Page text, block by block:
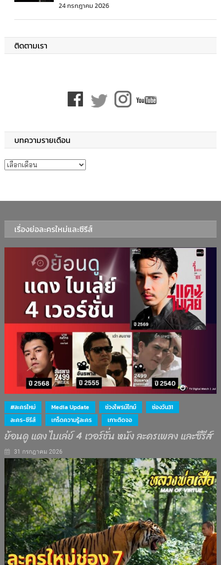
24 กรกฎาคม 2026
ติดตามเรา
บทความรายเดือน
บทความรายเดือน
เรื่องย่อละครใหม่และซีรีส์
#ละครใหม่ Media Update ช่วงไพรม์ไทม์
ช่องวัน31
ละคร-ซีรีส์
เกร็ดความรู้ละคร เกาะติดจอ
ย้อนดู แดง ไบเล่ย์ 4 เวอร์ชั่น หนัง ละครเพลง และซีรีส์
31 กรกฎาคม 2026